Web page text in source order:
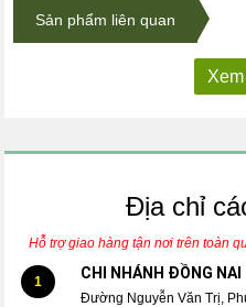
Sản phẩm liên quan
Địa chỉ
Hỗ trợ giao hàng tận nơi trên toàn
1 CHI NHÁNH ĐỒNG NAI
Đường Nguyễn Văn Trị,